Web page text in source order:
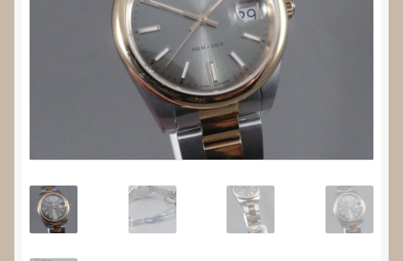
Submenu
uitvouwen